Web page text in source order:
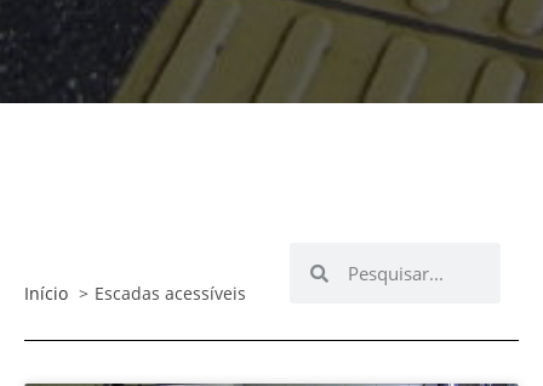
Início Escadas acessíveis